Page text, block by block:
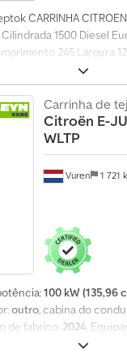
CARRINHA
Cilindrada 1500 Diesel
245 Largura
GE362ZW €
Vuren 1 721
Carrinha de
Citroën E-
WLTP
100 kW (135,96
outro, cabina do
de fabrico: 2024,
6, tipo de
1
4
0
0
0
p
i
d
e
o
m
p